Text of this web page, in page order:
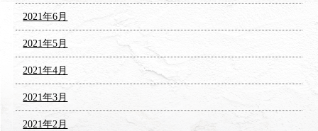
2021年6月
2021年5月
2021年4月
2021年3月
2021年2月